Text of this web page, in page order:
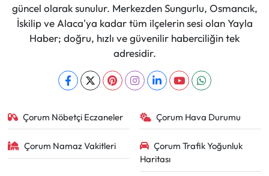
güncel olarak sunulur. Merkezden Sungurlu, Osmancık,
İskilip ve Alaca'ya kadar tüm ilçelerin sesi olan Yayla
Haber; doğru, hızlı ve güvenilir haberciliğin tek
adresidir.
Çorum Nöbetçi Eczaneler Çorum Hava Durumu
Çorum Namaz Vakitleri
Çorum Trafik Yoğunluk
Haritası